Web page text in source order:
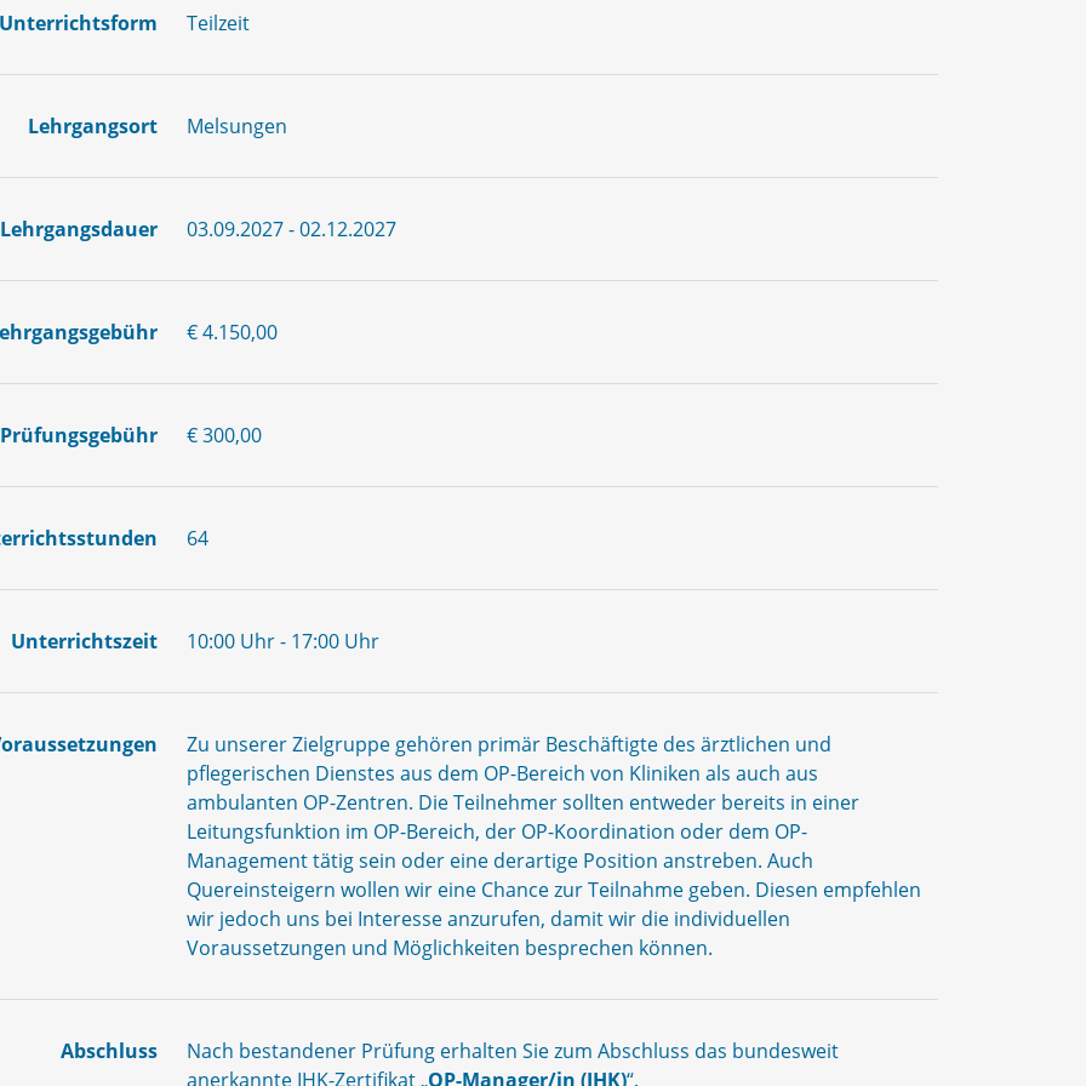
Unterrichtsform Teilzeit
Lehrgangsort Melsungen
Lehrgangsdauer 03.09.2027 - 02.12.2027
€ 4.150,00
Prüfungsgebühr € 300,00
64
Unterrichtszeit 10:00 Uhr - 17:00 Uhr
Zu unserer Zielgruppe gehören primär Beschäftigte des ärztlichen und
pflegerischen Dienstes aus dem OP-Bereich von Kliniken als auch aus
ambulanten OP-Zentren. Die Teilnehmer sollten entweder bereits in einer
Leitungsfunktion im OP-Bereich, der OP-Koordination oder dem OP-
Management tätig sein oder eine derartige Position anstreben. Auch
Quereinsteigern wollen wir eine Chance zur Teilnahme geben. Diesen empfehlen
wir jedoch uns bei Interesse anzurufen, damit wir die individuellen
Voraussetzungen und Möglichkeiten besprechen können.
Abschluss
Nach bestandener Prüfung erhalten Sie zum Abschluss das bundesweit
anerkannte IHK-Zertifikat „OP-Manager/in (IHK)“.